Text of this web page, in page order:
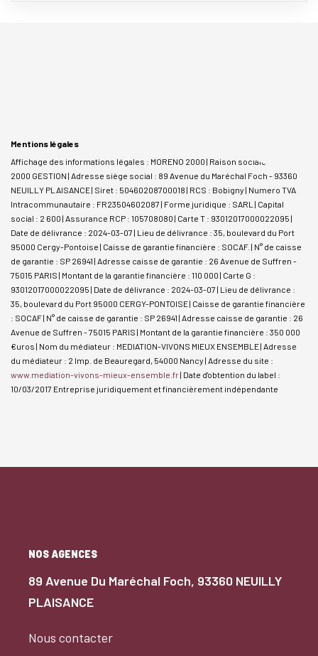
Mentions légales
Affichage des informations légales : MORENO 2000 | Raison sociale : MORENO
2000 GESTION | Adresse siège social : 89 Avenue du Maréchal Foch - 93360
NEUILLY PLAISANCE | Siret : 50460208700018 | RCS : Bobigny | Numero TVA
Intracommunautaire : FR23504602087 | Forme juridique : SARL | Capital
social : 2 600 | Assurance RCP : 105708080 | Carte T : 93012017000022095 |
Date de délivrance : 2024-03-07 | Lieu de délivrance : 35, boulevard du Port
95000 Cergy-Pontoise | Caisse de garantie financière : SOCAF. | N° de caisse
de garantie : SP 26941 | Adresse caisse de garantie : 26 Avenue de Suffren -
75015 PARIS | Montant de la garantie financière : 110 000 | Carte G :
93012017000022095 | Date de délivrance : 2024-03-07 | Lieu de délivrance :
35, boulevard du Port 95000 CERGY-PONTOISE | Caisse de garantie financière
: SOCAF | N° de caisse de garantie : SP 26941 | Adresse caisse de garantie : 26
Avenue de Suffren - 75015 PARIS | Montant de la garantie financière : 350 000
€uros | Nom du médiateur : MEDIATION-VIVONS MIEUX ENSEMBLE | Adresse
du médiateur : 2 Imp. de Beauregard, 54000 Nancy | Adresse du site :
www.mediation-vivons-mieux-ensemble.fr| Date d'obtention du label :
10/03/2017 Entreprise juridiquement et financièrement indépendante
NOS AGENCES
89 Avenue Du Maréchal Foch, 93360 NEUILLY
PLAISANCE
Nous contacter